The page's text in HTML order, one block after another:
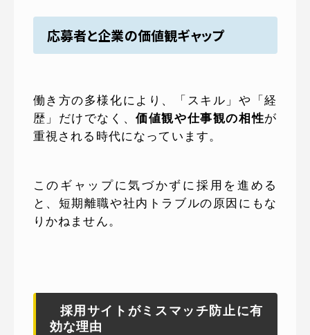
応募者と企業の価値観ギャップ
働き方の多様化により、「スキル」や「経
歴」だけでなく、価値観や仕事観の相性が
重視される時代になっています。
このギャップに気づかずに採用を進める
と、短期離職や社内トラブルの原因にもな
りかねません。
採用サイトがミスマッチ防止に有
効な理由